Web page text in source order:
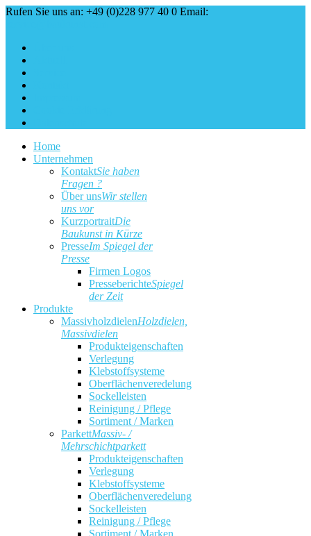
Rufen Sie uns an: +49 (0)228 977 40 0 Email:
Home
Unternehmen
KontaktSie haben
Fragen ?
Über unsWir stellen
uns vor
KurzportraitDie
Baukunst in Kürze
PresseIm Spiegel der
Presse
Firmen Logos
PresseberichteSpiegel
der Zeit
Produkte
MassivholzdielenHolzdielen,
Massivdielen
Produkteigenschaften
Verlegung
Klebstoffsysteme
Oberflächenveredelung
Sockelleisten
Reinigung / Pflege
Sortiment / Marken
ParkettMassiv- /
Mehrschichtparkett
Produkteigenschaften
Verlegung
Klebstoffsysteme
Oberflächenveredelung
Sockelleisten
Reinigung / Pflege
Sortiment / Marken